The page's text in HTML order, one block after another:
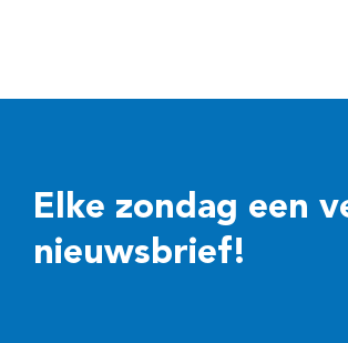
Elke zondag een
nieuwsbrief!